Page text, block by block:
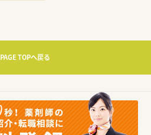
PAGE TOPへ戻る